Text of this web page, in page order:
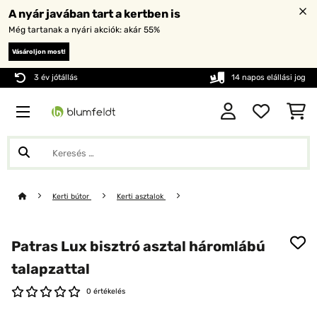
A nyár javában tart a kertben is
Még tartanak a nyári akciók: akár 55%
Vásároljon most!
3 év jótállás 14 napos elállási jog
Kerti bútor Kerti asztalok
Patras Lux bisztró asztal háromlábú
talapzattal
0 értékelés